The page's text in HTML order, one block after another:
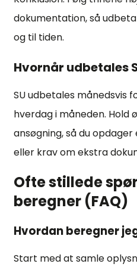
dokumentation, så
og til tiden.
Hvornår udbetales
SU udbetales månedsvis
hverdag i måneden. Hold
ansøgning, så du
eller krav om ekstra
Ofte stillede
beregner (FAQ)
Hvordan beregner
Start med at samle